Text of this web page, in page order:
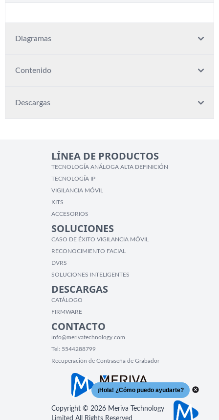
Diagramas
Contenido
Descargas
LÍNEA DE PRODUCTOS
TECNOLOGÍA ANÁLOGA ALTA DEFINICIÓN
TECNOLOGÍA IP
VIGILANCIA MÓVIL
KITS
ACCESORIOS
SOLUCIONES
CASO DE ÉXITO VIGILANCIA MÓVIL
RECONOCIMIENTO FACIAL
DVRS
SOLUCIONES INTELIGENTES
DESCARGAS
CATÁLOGO
FIRMWARE
CONTACTO
info@merivatechnology.com
Tel: 5544288799
Recuperación de Contraseña de Grabador
Copyright © 2026 Meriva Technology
Limited All Rights Reserved